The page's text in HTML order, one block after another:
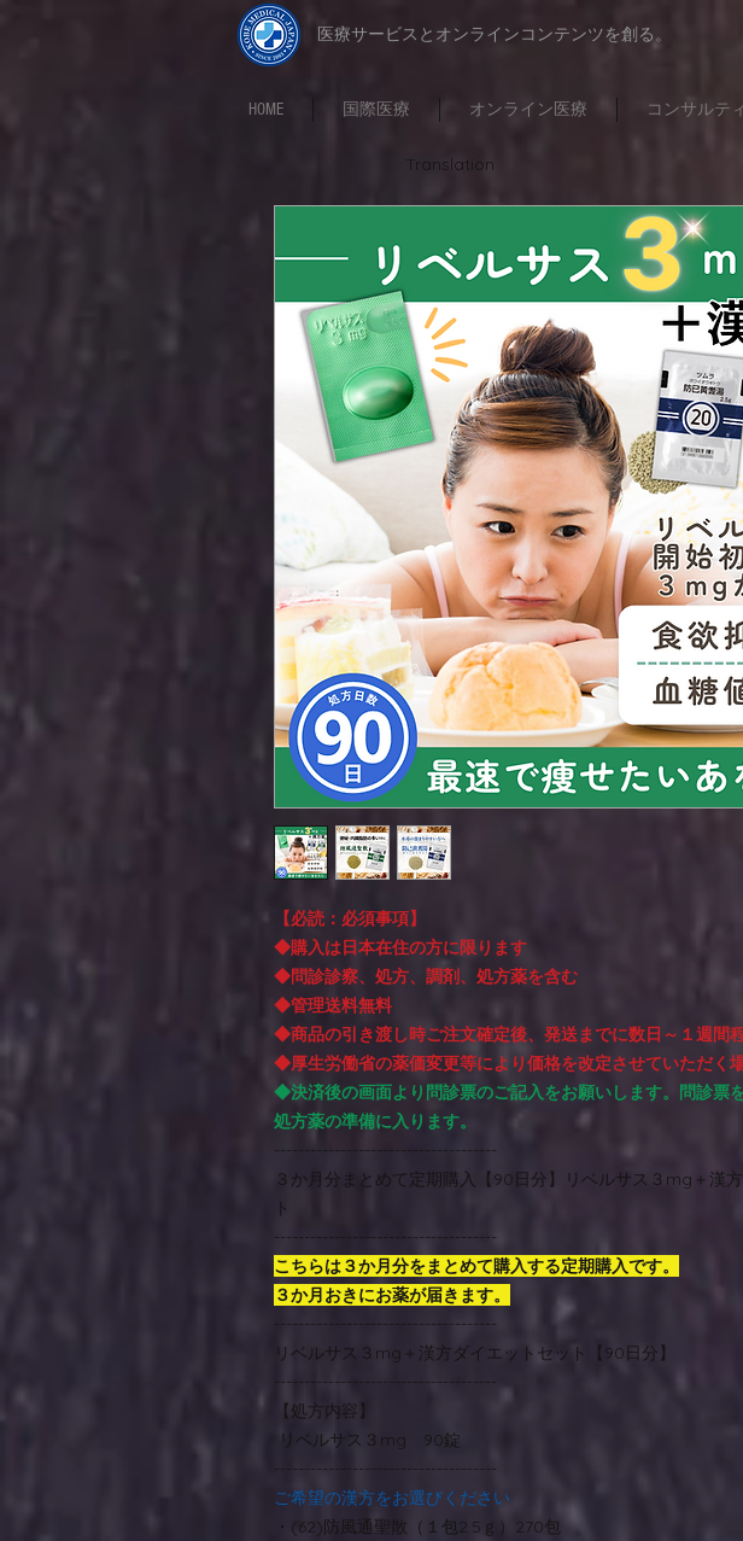
​医療サービスとオンラインコンテンツを創る。
HOME 国際医療 オンライン医療 コンサルテ
Translation
【必読：必須事項】
◆購入は日本在住の方に限ります
◆問診診察、処方、調剤、処方薬を含む
◆管理送料無料
◆商品の引き渡し時ご注文確定後、発送までに数日～１週間
◆厚生労働省の薬価変更等により価格を改定させていただく
◆決済後の画面より問診票のご記入をお願いします。問診票
処方薬の準備に入ります。
-------------------------------------
３か月分まとめて定期購入【90日分】リベルサス３mg＋漢
ト
-------------------------------------
こちらは３か月分をまとめて購入する定期購入です。
３か月おきにお薬が届きます。
-------------------------------------
リベルサス３mg＋漢方ダイエットセット【90日分】
-------------------------------------
【処方内容】
リベルサス３mg 90錠
-------------------------------------
ご希望の漢方をお選びください
・(62)防風通聖散（１包2.5ｇ）270包